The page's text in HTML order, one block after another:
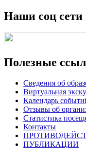
Наши соц сети
Полезные
Сведения об
Виртуальная
Календарь
Отзывы об
Статистика
Контакты
ПУБЛИКАЦИИ